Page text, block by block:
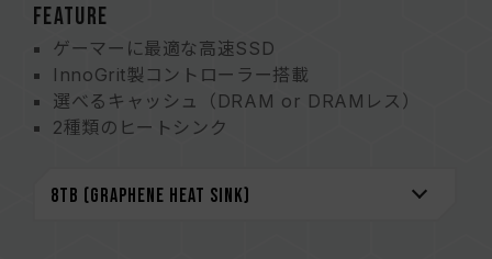
FEATURE
ゲーマーに最適な高速SSD
InnoGrit製コントローラー搭載
選べるキャッシュ（DRAM or DRAMレス）
2種類のヒートシンク
「S.M.A.R.T.」